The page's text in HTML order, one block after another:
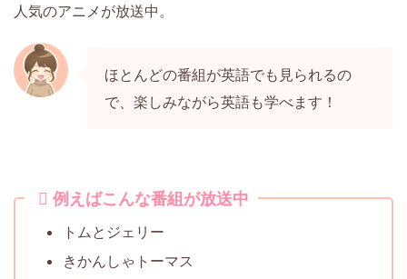
人気のアニメが放送中。
ほとんどの番組が英語でも見られるの
で、楽しみながら英語も学べます！
例えばこんな番組が放送中
トムとジェリー
きかんしゃトーマス